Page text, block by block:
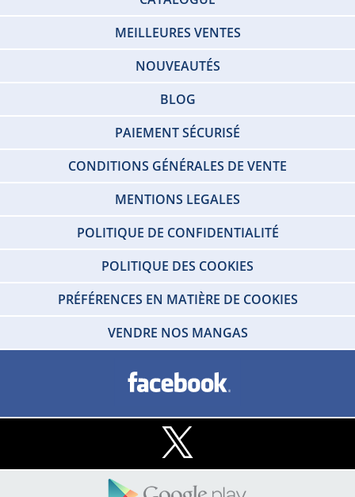
MEILLEURES VENTES
NOUVEAUTÉS
BLOG
PAIEMENT SÉCURISÉ
CONDITIONS GÉNÉRALES DE VENTE
MENTIONS LEGALES
POLITIQUE DE CONFIDENTIALITÉ
POLITIQUE DES COOKIES
PRÉFÉRENCES EN MATIÈRE DE COOKIES
VENDRE NOS MANGAS